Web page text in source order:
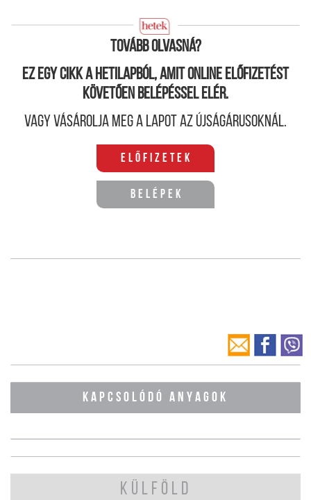
Tisztelettel :Egy tatabányai bennszülött
Tovább olvasná?
Ez egy cikk a hetilapból, amit online előfizetést
követően belépéssel elér.
Vagy vásárolja meg a lapot az újságárusoknál.
Előfizetek
Belépek
KAPCSOLÓDÓ ANYAGOK
KÜLFÖLD